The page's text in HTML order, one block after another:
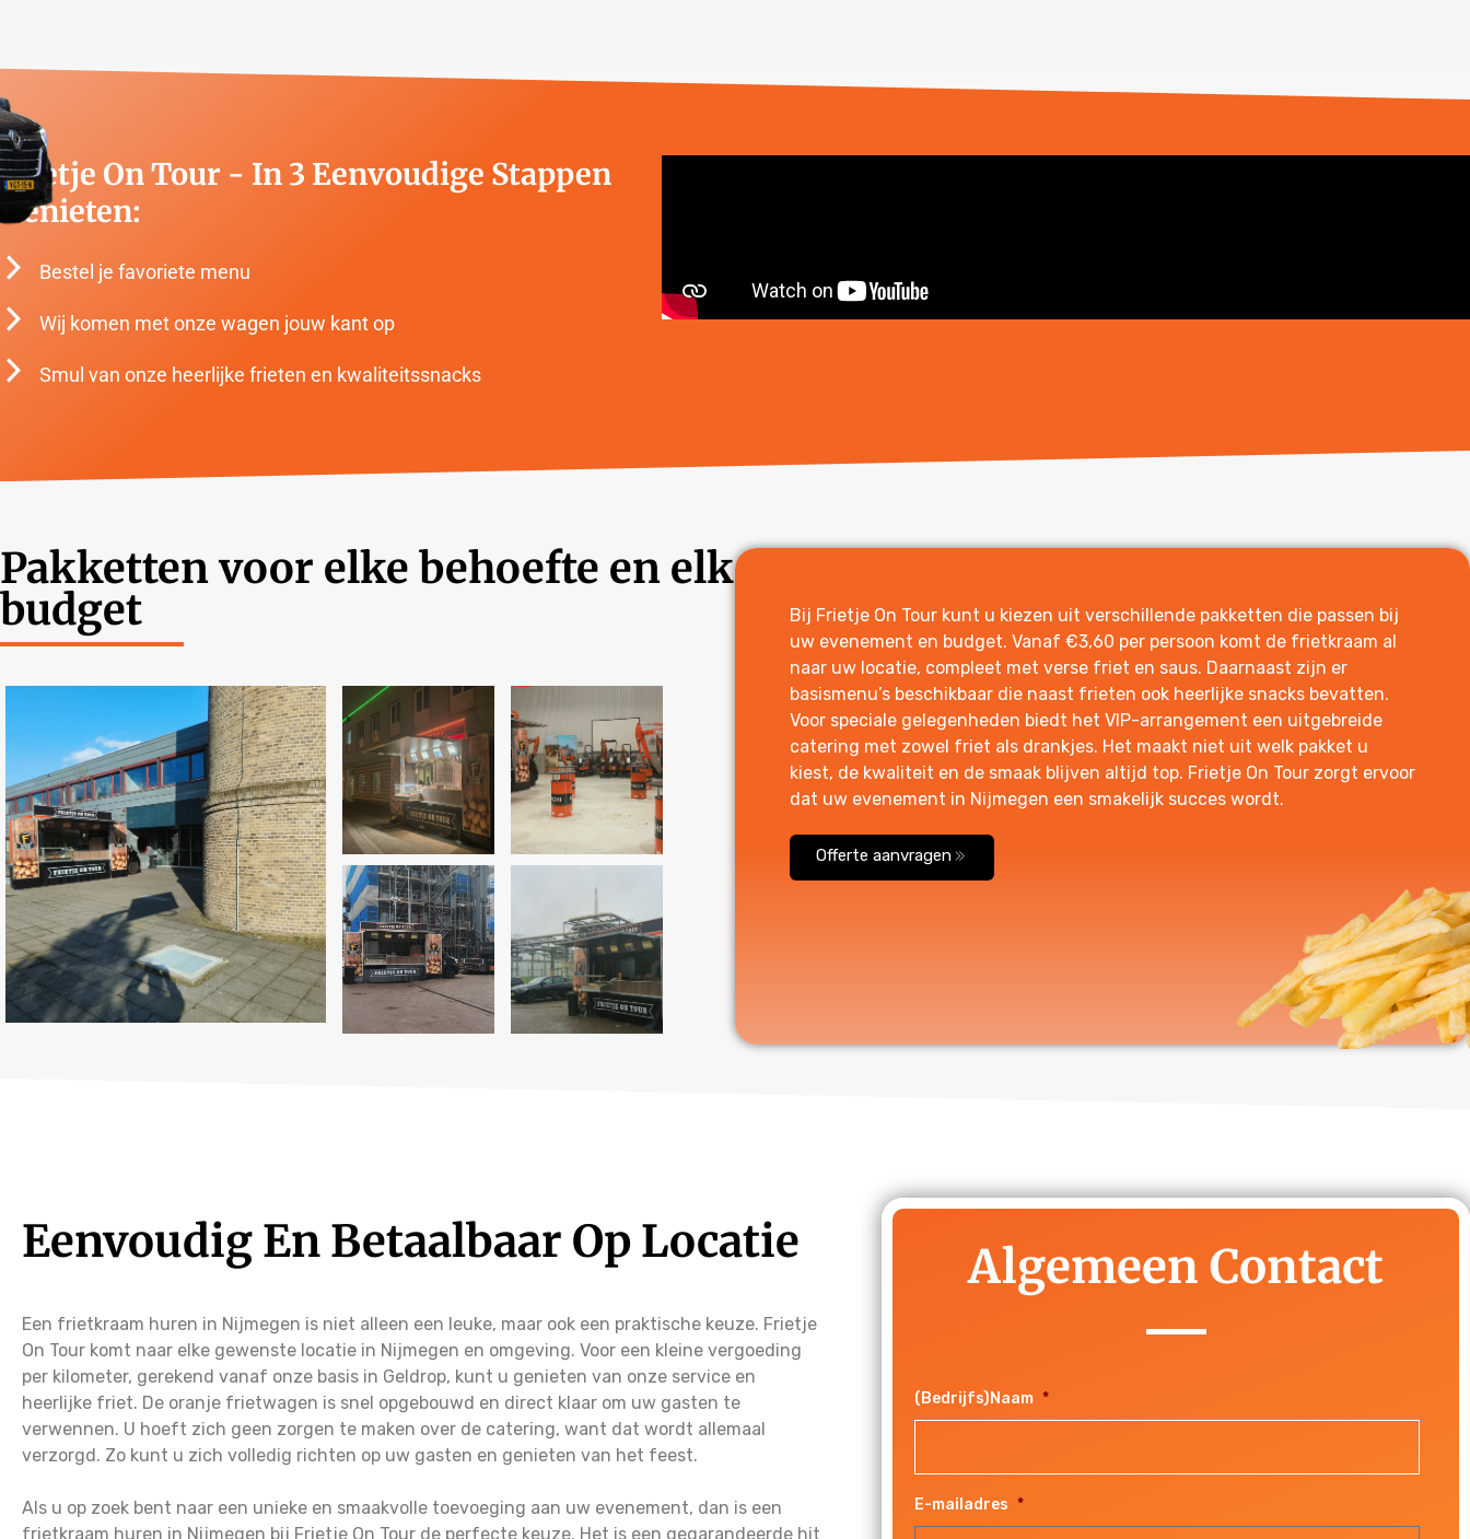
Frietje On Tour - In 3 Eenvoudige Stappen
Genieten:
Bestel je favoriete menu
Wij komen met onze wagen jouw kant op
Smul van onze heerlijke frieten en kwaliteitssnacks
Pakketten voor elke behoefte en elk
budget
Bij Frietje On Tour kunt u kiezen uit verschillende pakketten die passen bij
uw evenement en budget. Vanaf €3,60 per persoon komt de frietkraam al
naar uw locatie, compleet met verse friet en saus. Daarnaast zijn er
basismenu’s beschikbaar die naast frieten ook heerlijke snacks bevatten.
Voor speciale gelegenheden biedt het VIP-arrangement een uitgebreide
catering met zowel friet als drankjes. Het maakt niet uit welk pakket u
kiest, de kwaliteit en de smaak blijven altijd top. Frietje On Tour zorgt ervoor
dat uw evenement in Nijmegen een smakelijk succes wordt.
Offerte aanvragen
Eenvoudig En Betaalbaar Op Locatie
Een frietkraam huren in Nijmegen is niet alleen een leuke, maar ook een praktische keuze. Frietje
On Tour komt naar elke gewenste locatie in Nijmegen en omgeving. Voor een kleine vergoeding
per kilometer, gerekend vanaf onze basis in Geldrop, kunt u genieten van onze service en
heerlijke friet. De oranje frietwagen is snel opgebouwd en direct klaar om uw gasten te
verwennen. U hoeft zich geen zorgen te maken over de catering, want dat wordt allemaal
verzorgd. Zo kunt u zich volledig richten op uw gasten en genieten van het feest.
Als u op zoek bent naar een unieke en smaakvolle toevoeging aan uw evenement, dan is een
frietkraam huren in Nijmegen bij Frietje On Tour de perfecte keuze. Het is een gegarandeerde hit
Algemeen Contact
(Bedrijfs)Naam *
E-mailadres *